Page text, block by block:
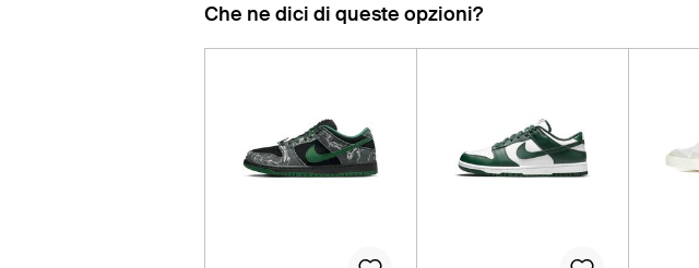
Che ne dici di queste opzioni?